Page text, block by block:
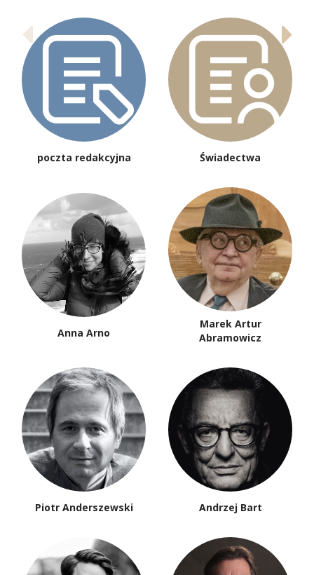
poczta redakcyjna Świadectwa
Anna Arno
Marek Artur
Abramowicz
Piotr Anderszewski Andrzej Bart